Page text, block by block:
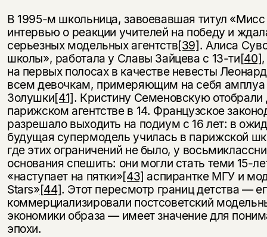
В 1995-м школьница, завоевавшая титул
интервью о реакции учителей на победу и
серьезных модельных агентств[39]. Алиса
школы», работала у Славы Зайцева с 13-ти[40]
на первых полосах в качестве невесты
всем девочкам, примеряющим на себя амплуа
Золушки[41]. Кристину Семеновскую отобрали
парижском агентстве в 14. Французское
разрешало выходить на подиум с 16 лет: в
будущая супермодель училась в парижской
где этих ограничений не было, у
основания спешить: они могли стать теми 15-
«наступает на пятки»[43] аспирантке МГУ и
Stars»[44]. Этот пересмотр границ детства —
коммерциализировали постсоветский
экономики образа — имеет значение для
эпохи.